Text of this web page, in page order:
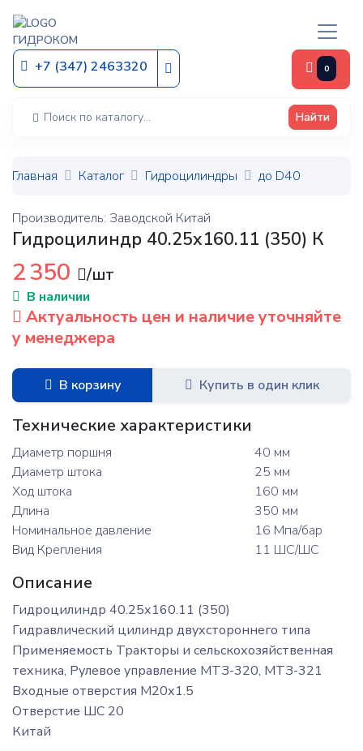
ГИДРОКОМ
+7 (347) 2463320 0
Найти
Главная Каталог Гидроцилиндры до D40
Производитель: Заводской Китай
Гидроцилиндр 40.25х160.11 (350) К
2 350 /шт
В наличии
Актуальность цен и наличие уточняйте
у менеджера
В корзину Купить в один клик
Технические характеристики
Диаметр поршня
40 мм
Диаметр штока
25 мм
Ход штока
160 мм
Длина
350 мм
Номинальное давление
16 Мпа/бар
Вид Крепления
11 ШС/ШС
Описание
Гидроцилиндр 40.25х160.11 (350)
Гидравлический цилиндр двухстороннего типа
Применяемость Тракторы и сельскохозяйственная
техника, Рулевое управление МТЗ-320, МТЗ-321
Входные отверстия М20х1.5
Отверстие ШС 20
Китай